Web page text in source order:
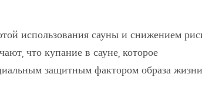
использования сауны и снижением
что купание в сауне, которое
защитным фактором образа жизни